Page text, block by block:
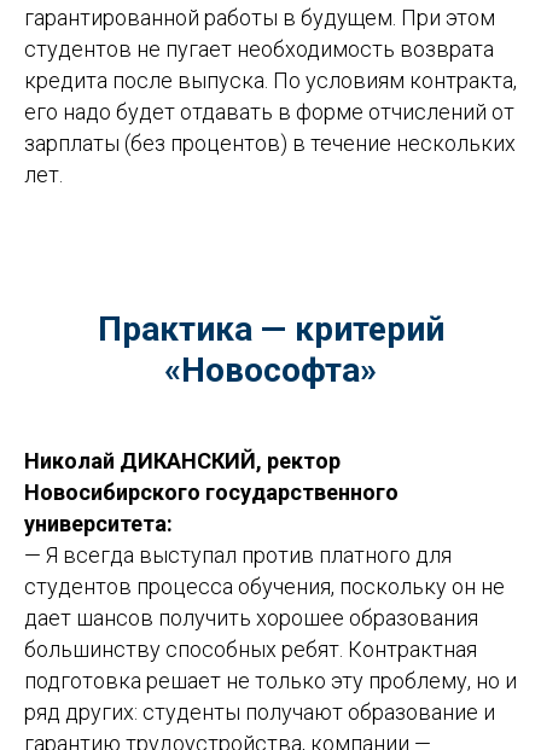
гарантированной работы в будущем. При этом
студентов не пугает необходимость возврата
кредита после выпуска. По условиям контракта,
его надо будет отдавать в форме отчислений от
зарплаты (без процентов) в течение нескольких
лет.
Практика — критерий
«Новософта»
Николай ДИКАНСКИЙ, ректор
Новосибирского государственного
университета:
— Я всегда выступал против платного для
студентов процесса обучения, поскольку он не
дает шансов получить хорошее образования
большинству способных ребят. Контрактная
подготовка решает не только эту проблему, но и
ряд других: студенты получают образование и
гарантию трудоустройства, компании —